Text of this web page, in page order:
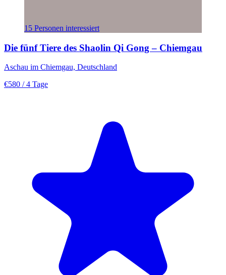
15 Personen interessiert
Die fünf Tiere des Shaolin Qi Gong – Chiemgau
Aschau im Chiemgau, Deutschland
€580 / 4 Tage